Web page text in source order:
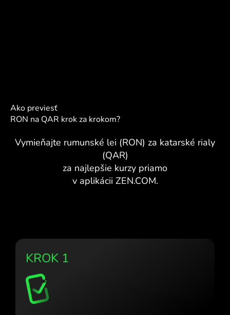
Ako previesť
RON na QAR krok za krokom?
Vymieňajte rumunské lei (RON) za katarské rialy
(QAR)
za najlepšie kurzy priamo
v aplikácii ZEN.COM.
KROK 1